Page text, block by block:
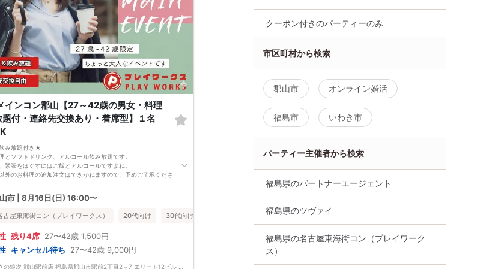
福島県 郡山市
インコン郡山【27～42歳の男女・料理
付・連絡先交換あり・着席型】１名
み放題付き★
とソフトドリンク、アルコール飲み放題です。
緊張をほぐすにはご飯とアルコールですよね。
以外のお料理の追加注文はできかねますので、予めご了承くださ
加の方とペアになりますし、友達作りにも最適です。
２：２のグループトークとなります。
のトークはございませんので、予めご了承ください）
のおかけで 終始無言で終わっちゃった・・・
は絶対ありません！
ルカードを活用し、「はじめまして」から会話を楽しみましょ
市 | 8月16日(日) 16:00〜
古屋東海街コン（プレイワークス） 20代向け 30代向け 街コン 食事あり 福島県
残り4席 27〜42歳 1,500円
キャンセル待ち 27〜42歳 9,000円
クーポン付きのパーティーのみ
市区町村から検索
郡山市 オンライン婚活
福島市 いわき市
パーティー主催者から検索
福島県のパートナーエージェント
福島県のツヴァイ
福島県の名古屋東海街コン（プレイワーク
ス）